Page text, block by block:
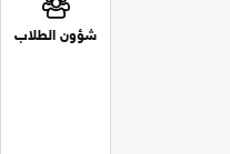
شؤون الطلاب